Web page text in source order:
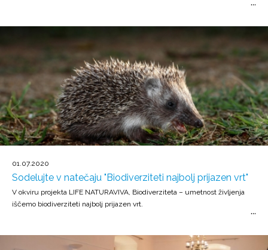
01.07.2020
Sodelujte v natečaju "Biodiverziteti najbolj prijazen vrt"
V okviru projekta LIFE NATURAVIVA, Biodiverziteta – umetnost življenja
iščemo biodiverziteti najbolj prijazen vrt.